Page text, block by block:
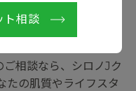
」という段階からの
相談なら、シロノJク
たの肌質やライフスタ
ト相談